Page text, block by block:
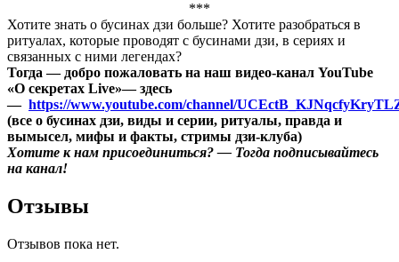
***
Хотите знать о бусинах дзи больше? Хотите разобраться в
ритуалах, которые проводят с бусинами дзи, в сериях и
связанных с ними легендах?
Тогда — добро пожаловать на наш видео-канал YouTube
«О секретах Live»— здесь
— https://www.youtube.com/channel/
(все о бусинах дзи, виды и серии, ритуалы, правда и
вымысел, мифы и факты, стримы дзи-клуба)
Хотите к нам присоединиться? — Тогда подписывайтесь
на канал!
Отзывы
Отзывов пока нет.